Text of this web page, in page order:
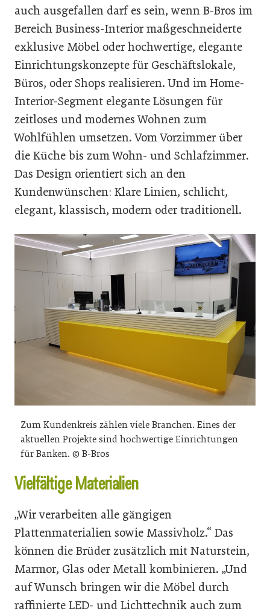
auch ausgefallen darf es sein, wenn B-Bros im
Bereich Business-Interior maßgeschneiderte
exklusive Möbel oder hochwertige, elegante
Einrichtungskonzepte für Geschäftslokale,
Büros, oder Shops realisieren. Und im Home-
Interior-Segment elegante Lösungen für
zeitloses und modernes Wohnen zum
Wohlfühlen umsetzen. Vom Vorzimmer über
die Küche bis zum Wohn- und Schlafzimmer.
Das Design orientiert sich an den
Kundenwünschen: Klare Linien, schlicht,
elegant, klassisch, modern oder traditionell.
Zum Kundenkreis zählen viele Branchen. Eines der
aktuellen Projekte sind hochwertige Einrichtungen
für Banken. © B-Bros
Vielfältige Materialien
„Wir verarbeiten alle gängigen
Plattenmaterialien sowie Massivholz.“ Das
können die Brüder zusätzlich mit Naturstein,
Marmor, Glas oder Metall kombinieren. „Und
auf Wunsch bringen wir die Möbel durch
raffinierte LED- und Lichttechnik auch zum